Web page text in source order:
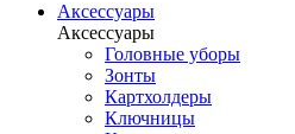
Аксессуары
Аксессуары
Головные уборы
Зонты
Картхолдеры
Ключницы